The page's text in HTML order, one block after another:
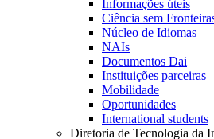
Informações úteis
Ciência sem
Núcleo de Idiomas
NAIs
Documentos Dai
Instituições parceiras
Mobilidade
Oportunidades
International students
Diretoria de Tecnologia da